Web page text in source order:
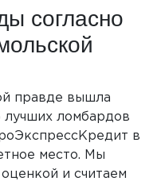
согласно
правде вышла
лучших ломбардов
в
место. Мы
и считаем